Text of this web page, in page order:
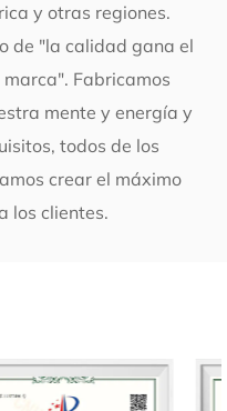
y otras regiones.
de "la calidad gana el
Fabricamos
mente y energía y
todos de los
crear el máximo
los clientes.